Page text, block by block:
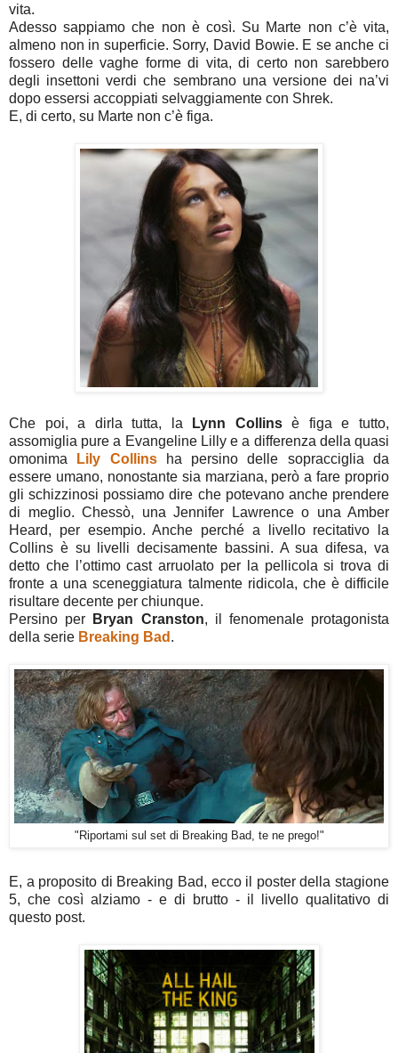
vita.
Adesso sappiamo che non è così. Su Marte non c’è vita,
almeno non in superficie. Sorry, David Bowie. E se anche ci
fossero delle vaghe forme di vita, di certo non sarebbero
degli insettoni verdi che sembrano una versione dei na’vi
dopo essersi accoppiati selvaggiamente con Shrek.
E, di certo, su Marte non c’è figa.
Che poi, a dirla tutta, la Lynn Collinsè figa e tutto,
assomiglia pure a Evangeline Lilly e a differenza della quasi
omonima
Lily Collinsha persino delle sopracciglia da
essere umano, nonostante sia marziana, però a fare proprio
gli schizzinosi possiamo dire che potevano anche prendere
di meglio. Chessò, una Jennifer Lawrence o una Amber
Heard, per esempio. Anche perché a livello recitativo la
Collins è su livelli decisamente bassini. A sua difesa, va
detto che l’ottimo cast arruolato per la pellicola si trova di
fronte a una sceneggiatura talmente ridicola, che è difficile
risultare decente per chiunque.
Persino per
Bryan Cranston, il fenomenale protagonista
della serie Breaking Bad .
"Riportami sul set di Breaking Bad, te ne prego!"
E, a proposito di Breaking Bad, ecco il poster della stagione
5, che così alziamo - e di brutto - il livello qualitativo di
questo post.